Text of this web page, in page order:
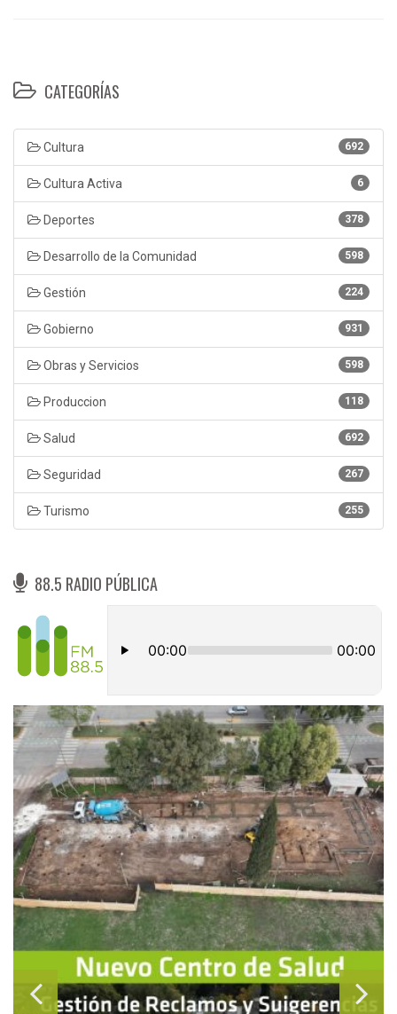
CATEGORÍAS
692
Cultura
6
Cultura Activa
378
Deportes
598
Desarrollo de la Comunidad
224
Gestión
931
Gobierno
598
Obras y Servicios
118
Produccion
692
Salud
267
Seguridad
255
Turismo
88.5 RADIO PÚBLICA